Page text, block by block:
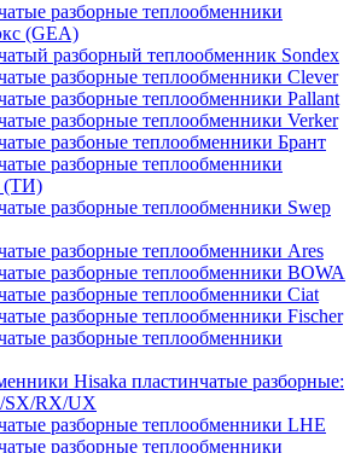
разборные теплообменники
(GEA)
разборный теплообменник Sondex
разборные теплообменники Clever
разборные теплообменники Pallant
разборные теплообменники Verker
разбоные теплообменники Брант
разборные теплообменники
(ТИ)
разборные теплообменники Swep
разборные теплообменники Ares
разборные теплообменники BOWA
разборные теплообменники Ciat
разборные теплообменники Fischer
разборные теплообменники
Hisaka пластинчатые разборные:
SX/RX/UX
разборные теплообменники LHE
разборные теплообменники